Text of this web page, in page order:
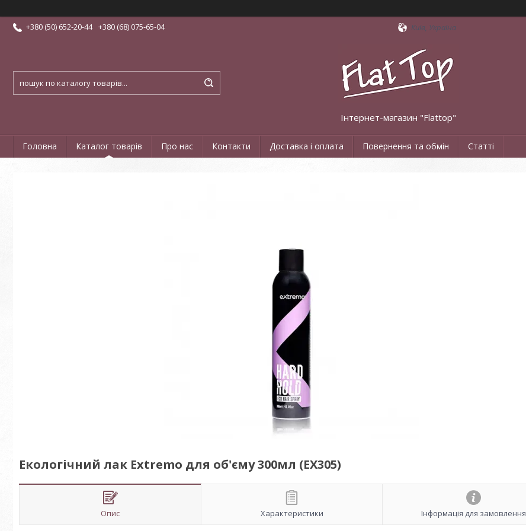
+380 (50) 652-20-44 +380 (68) 075-65-04 Київ, Україна
Інтернет-магазин "Flattop"
Головна Каталог товарів Про нас Контакти Доставка і оплата Повернення та обмін Статті
Екологічний лак Extremo для об'єму 300мл (EX305)
Опис Характеристики Інформація для замовлення